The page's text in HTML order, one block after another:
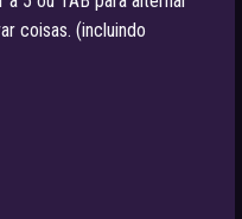
coisas. (incluindo